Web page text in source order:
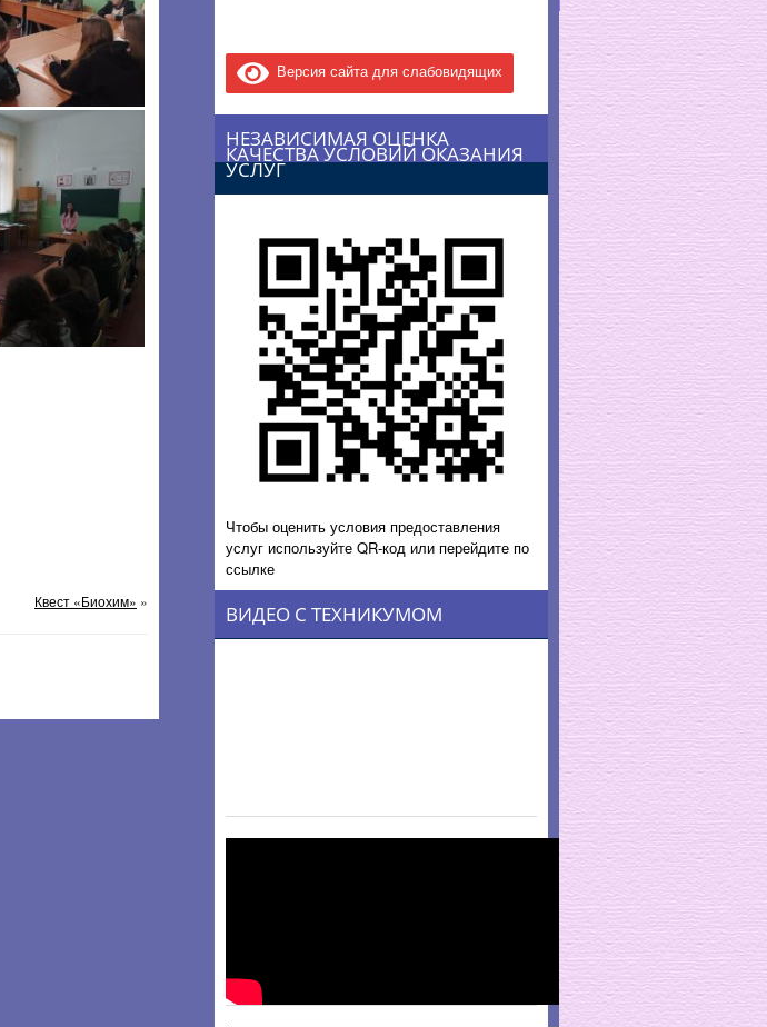
Квест «Биохим» »
Версия сайта для слабовидящих
НЕЗАВИСИМАЯ ОЦЕНКА
КАЧЕСТВА УСЛОВИЙ ОКАЗАНИЯ
УСЛУГ
Чтобы оценить условия предоставления
услуг используйте QR-код или перейдите по
ссылке
ВИДЕО С ТЕХНИКУМОМ